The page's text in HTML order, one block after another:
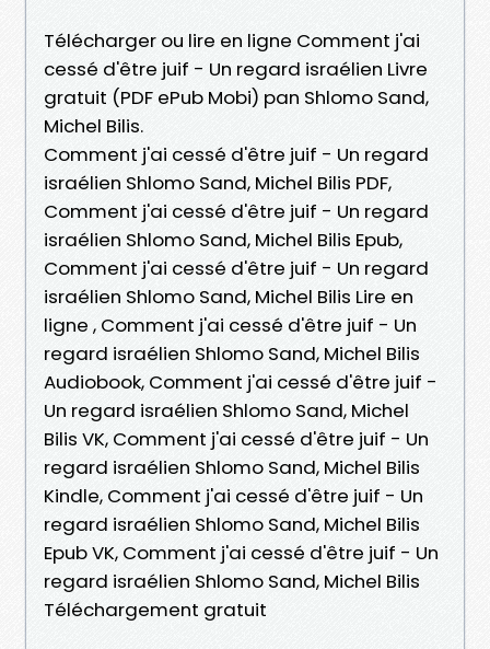
Télécharger ou lire en ligne Comment j'ai
cessé d'être juif - Un regard israélien Livre
gratuit (PDF ePub Mobi) pan Shlomo Sand,
Michel Bilis.
Comment j'ai cessé d'être juif - Un regard
israélien Shlomo Sand, Michel Bilis PDF,
Comment j'ai cessé d'être juif - Un regard
israélien Shlomo Sand, Michel Bilis Epub,
Comment j'ai cessé d'être juif - Un regard
israélien Shlomo Sand, Michel Bilis Lire en
ligne , Comment j'ai cessé d'être juif - Un
regard israélien Shlomo Sand, Michel Bilis
Audiobook, Comment j'ai cessé d'être juif -
Un regard israélien Shlomo Sand, Michel
Bilis VK, Comment j'ai cessé d'être juif - Un
regard israélien Shlomo Sand, Michel Bilis
Kindle, Comment j'ai cessé d'être juif - Un
regard israélien Shlomo Sand, Michel Bilis
Epub VK, Comment j'ai cessé d'être juif - Un
regard israélien Shlomo Sand, Michel Bilis
Téléchargement gratuit